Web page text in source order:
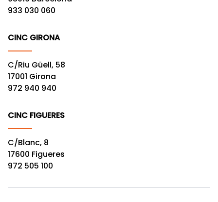
933 030 060
CINC GIRONA
C/Riu Güell, 58
17001 Girona
972 940 940
CINC FIGUERES
C/Blanc, 8
17600 Figueres
972 505 100